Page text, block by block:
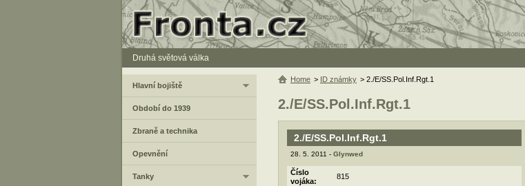
Druhá světová válka
2./E/SS.Pol.Inf.Rgt.1
2./E/SS.Pol.Inf.Rgt.1
28. 5. 2011 - Glynwed
Číslo
vojáka:
815
Home > ID známky > 2./E/SS.Pol.Inf.Rgt.1
Hlavní bojiště
Období do 1939
Zbraně a technika
Opevnění
Tanky